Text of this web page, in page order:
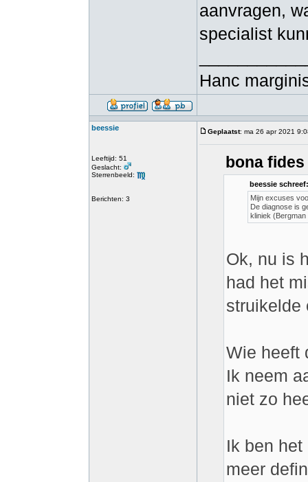
aanvragen,
specialist
Hanc
beessie
Leeftijd: 51
Geslacht:
Sterrenbeeld:
Berichten: 3
Geplaatst: ma 26 apr 2021
bona
beessie schreef:
Mijn excuses
De diagnose is
kliniek
Ok, nu is
had het
struikelde
Wie heeft
Ik neem
niet zo
Ik ben
meer